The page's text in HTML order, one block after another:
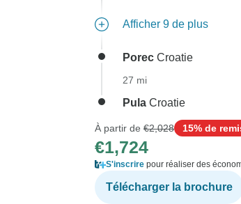
Afficher 9 de plus
Porec Croatie
27 mi
Pula Croatie
À partir de €2,028 15% de
€1,724
S'inscrire pour réaliser des
Télécharger la brochure